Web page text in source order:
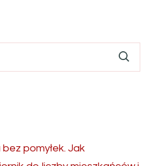
pomyłek. Jak